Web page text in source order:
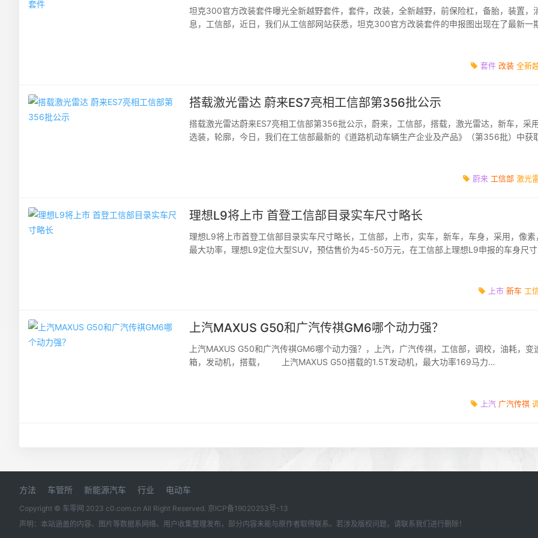
坦克300官方改装套件曝光全新越野套件，套件，改装，全新越野，前保险杠，备胎，装置，
息，工信部，近日，我们从工信部网站获悉，坦克300官方改装套件的申报图出现在了最新一
套件 改装 全新
搭载激光雷达 蔚来ES7亮相工信部第356批公示
搭载激光雷达蔚来ES7亮相工信部第356批公示，蔚来，工信部，搭载，激光雷达，新车，采用
选装，轮廓，今日，我们在工信部最新的《道路机动车辆生产企业及产品》（第356批）中获
蔚来 工信部 激光
理想L9将上市 首登工信部目录实车尺寸略长
理想L9将上市首登工信部目录实车尺寸略长，工信部，上市，实车，新车，车身，采用，像素
最大功率，理想L9定位大型SUV，预估售价为45-50万元，在工信部上理想L9申报的车身尺寸
上市 新车 工
上汽MAXUS G50和广汽传祺GM6哪个动力强？
上汽MAXUS G50和广汽传祺GM6哪个动力强？，上汽，广汽传祺，工信部，调校，油耗，变
箱，发动机，搭载， 上汽MAXUS G50搭载的1.5T发动机，最大功率169马力
上汽 广汽传祺
方法 车管所 新能源汽车 行业 电动车
Copyright © 车零网 2023 c0.com.cn All Right Reserved. 京ICP备19020253号-13
声明：本站涵盖的内容、图片等数据系网络、用户收集整理发布，部分内容未能与原作者取得联系。若涉及版权问题，请联系我们进行删除！